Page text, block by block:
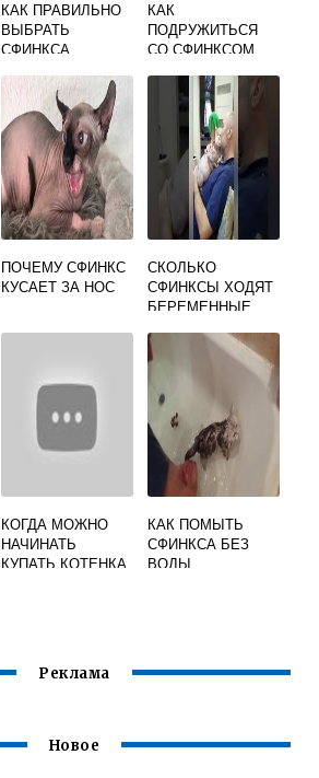
КАК ПРАВИЛЬНО
ВЫБРАТЬ
СФИНКСА
КАК
ПОДРУЖИТЬСЯ
СО СФИНКСОМ
ПОЧЕМУ СФИНКС
КУСАЕТ ЗА НОС
СКОЛЬКО
СФИНКСЫ ХОДЯТ
БЕРЕМЕННЫЕ
КОГДА МОЖНО
НАЧИНАТЬ
КУПАТЬ КОТЕНКА
КАК ПОМЫТЬ
СФИНКСА БЕЗ
ВОДЫ
Реклама
Новое